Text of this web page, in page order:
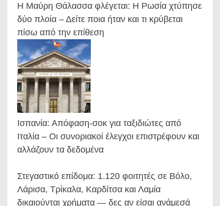
Η Μαύρη Θάλασσα φλέγεται: Η Ρωσία χτύπησε
δύο πλοία – Δείτε ποια ήταν και τι κρύβεται
πίσω από την επίθεση
Ισπανία: Απόφαση-σοκ για ταξιδιώτες από
Ιταλία – Οι συνοριακοί έλεγχοι επιστρέφουν και
αλλάζουν τα δεδομένα
Στεγαστικό επίδομα: 1.120 φοιτητές σε Βόλο,
Λάρισα, Τρίκαλα, Καρδίτσα και Λαμία
δικαιούνται χρήματα — δες αν είσαι ανάμεσά